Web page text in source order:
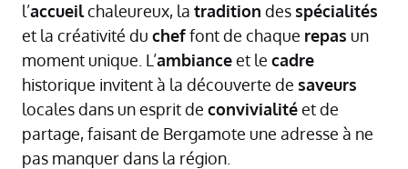
l’accueilchaleureux, la tradition des spécialités
et la créativité du cheffont de chaque repas un
moment unique. L’ambianceet le cadre
historique invitent à la découverte de saveurs
locales dans un esprit de convivialitéet de
partage, faisant de Bergamote une adresse à ne
pas manquer dans la région.